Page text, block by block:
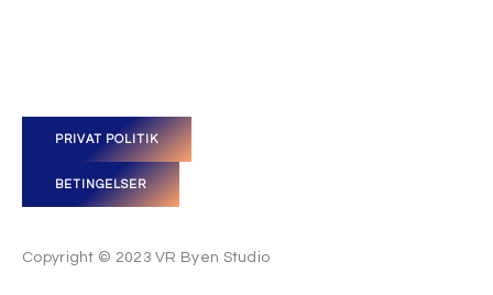
Copyright © 2023 VR Byen Studio
PRIVAT POLITIK
BETINGELSER